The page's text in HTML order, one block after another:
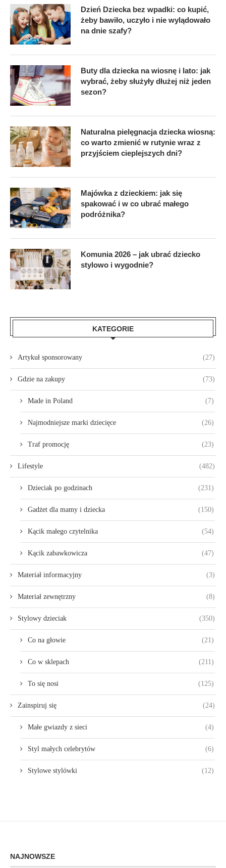
Dzień Dziecka bez wpadki: co kupić,
żeby bawiło, uczyło i nie wylądowało
na dnie szafy?
Buty dla dziecka na wiosnę i lato: jak
wybrać, żeby służyły dłużej niż jeden
sezon?
Naturalna pielęgnacja dziecka wiosną:
co warto zmienić w rutynie wraz z
przyjściem cieplejszych dni?
Majówka z dzieckiem: jak się
spakować i w co ubrać małego
podróżnika?
Komunia 2026 – jak ubrać dziecko
stylowo i wygodnie?
KATEGORIE
Artykuł sponsorowany (27)
Gdzie na zakupy (73)
Made in Poland (7)
Najmodniejsze marki dziecięce (26)
Traf promocję (23)
Lifestyle (482)
Dzieciak po godzinach (231)
Gadżet dla mamy i dziecka (150)
Kącik małego czytelnika (54)
Kącik zabawkowicza (47)
Materiał informacyjny (3)
Materiał zewnętrzny (8)
Stylowy dzieciak (350)
Co na głowie (21)
Co w sklepach (211)
To się nosi (125)
Zainspiruj się (24)
Małe gwiazdy z sieci (4)
Styl małych celebrytów (6)
Stylowe stylówki (12)
NAJNOWSZE